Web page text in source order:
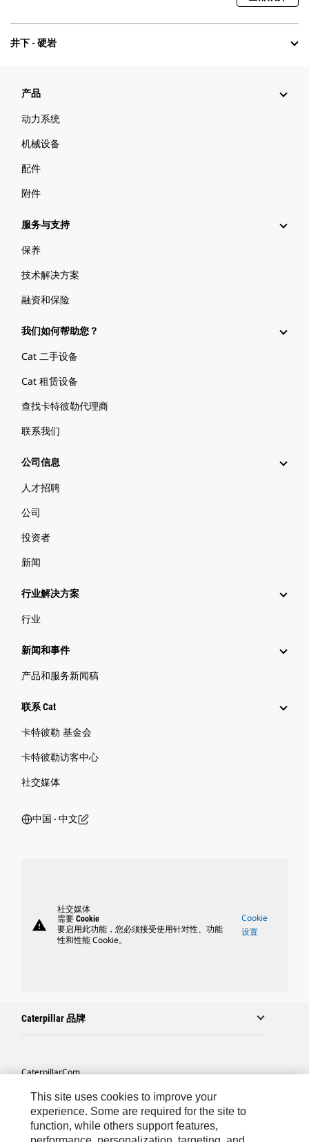
井下 - 硬岩
产品
动力系统
机械设备
配件
附件
服务与支持
保养
技术解决方案
融资和保险
我们如何帮助您？
Cat 二手设备
Cat 租赁设备
查找卡特彼勒代理商
联系我们
公司信息
人才招聘
公司
投资者
新闻
行业解决方案
行业
新闻和事件
产品和服务新闻稿
联系 Cat
卡特彼勒 基金会
卡特彼勒访客中心
社交媒体
中国 ‧ 中文
warning
社交媒体
需要 Cookie
要启用此功能，您必须接受使用针对性、功能
性和性能 Cookie。
Cookie
设置
Caterpillar 品牌
Caterpillar.com
联系 Caterpillar
站点地图
This site uses cookies to improve your
experience. Some are required for the site to
function, while others support features,